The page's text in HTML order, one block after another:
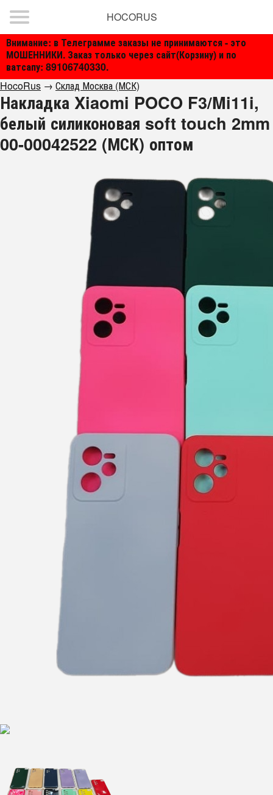
Внимание: в Телеграмме заказы не принимаются - это
МОШЕННИКИ. Заказ только через сайт(Корзину) и по
ватсапу: 89106740330.
HOCORUS
HocoRus → Склад Москва (МСК)
Накладка Xiaomi POCO F3/Mi11i,
белый силиконовая soft touch 2mm
00-00042522 (МСК) оптом